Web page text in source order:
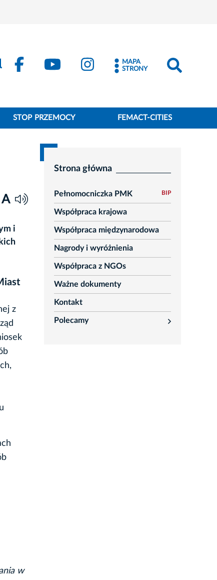
MAPA
STRONY
STOP PRZEMOCY FEMACT-CITIES
A
i
z
w
Strona główna
Pełnomocniczka PMK BIP
Współpraca krajowa
Współpraca międzynarodowa
Nagrody i wyróżnienia
Współpraca z NGOs
Ważne dokumenty
Kontakt
Polecamy
rozwiń